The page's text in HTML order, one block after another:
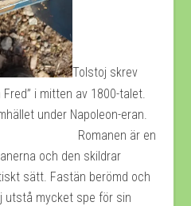
Tolstoj skrev
i mitten av 1800-talet.
under Napoleon-eran.
är en
och den skildrar
sätt. Fastän berömd och
utstå mycket spe för sin